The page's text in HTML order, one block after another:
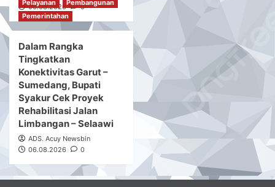
Dua Sertifikat, Satu
Titik Koordinat: “BPN
Lampung Selatan
Disorot, Dugaan AJB
Bertanda Tangan
Orang Yang Telah
Meninggal Justru
Menjadi Dasar Putusan
PTUN..???”
ADS. Acuy Newsbin
06.08.2026
0
Polres Sukabumi
Ungkap Kasus
Peredaran Sabu Di
Surade, Dan Ciemas,
Tiga Tersangka
Diamankan
Advertorial
Informasi Publik
Nasional
Pelayanan
Pemerintahan
Dalam Rangka